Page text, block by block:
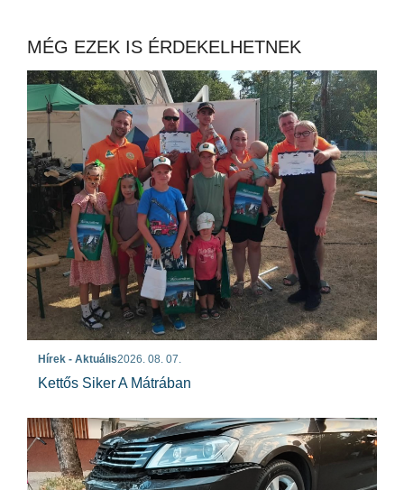
MÉG EZEK IS ÉRDEKELHETNEK
Hírek - Aktuális2026. 08. 07.
Kettős Siker A Mátrában